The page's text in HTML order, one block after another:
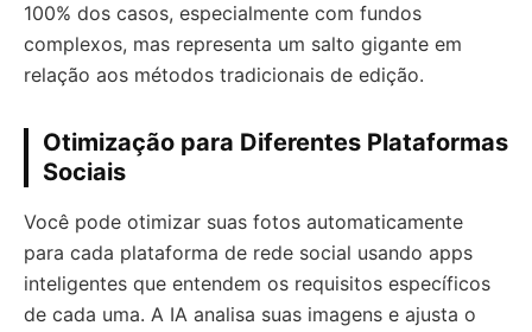
100% dos casos, especialmente com fundos
complexos, mas representa um salto gigante em
relação aos métodos tradicionais de edição.
Otimização para Diferentes Plataformas
Sociais
Você pode otimizar suas fotos automaticamente
para cada plataforma de rede social usando apps
inteligentes que entendem os requisitos específicos
de cada uma. A IA analisa suas imagens e ajusta o